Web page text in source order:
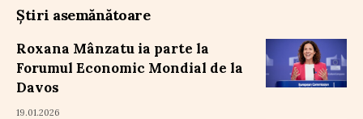
Știri asemănătoare
Roxana Mânzatu ia parte la
Forumul Economic Mondial de la
Davos
19.01.2026